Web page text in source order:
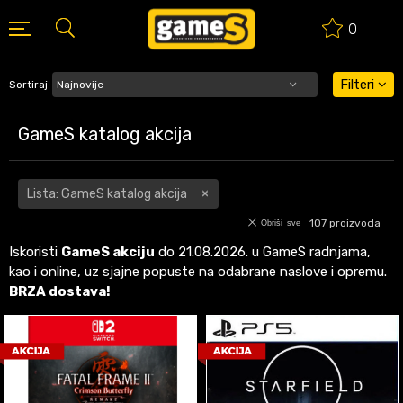
0
BESPLATNA ISPORUKA PORUDŽBINA PREKO 50 EUR
GameS katalog akcija
Sortiraj Filteri
Lista: GameS katalog akcija
107 proizvoda
Obriši sve
Iskoristi GameS akciju do 21.08.2026. u GameS radnjama,
kao i online, uz sjajne popuste na odabrane naslove i opremu.
BRZA dostava!